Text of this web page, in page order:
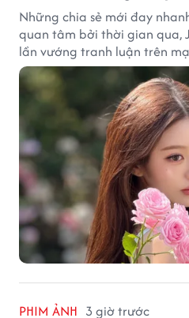
Những chia sẻ mới đay
quan tâm bởi thời gian qua,
lần vướng tranh luận trên
PHIM ẢNH 3 giờ trước